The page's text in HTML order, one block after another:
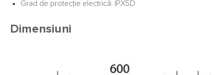
Grad de protecție electrică: IPX5D
Dimensiuni